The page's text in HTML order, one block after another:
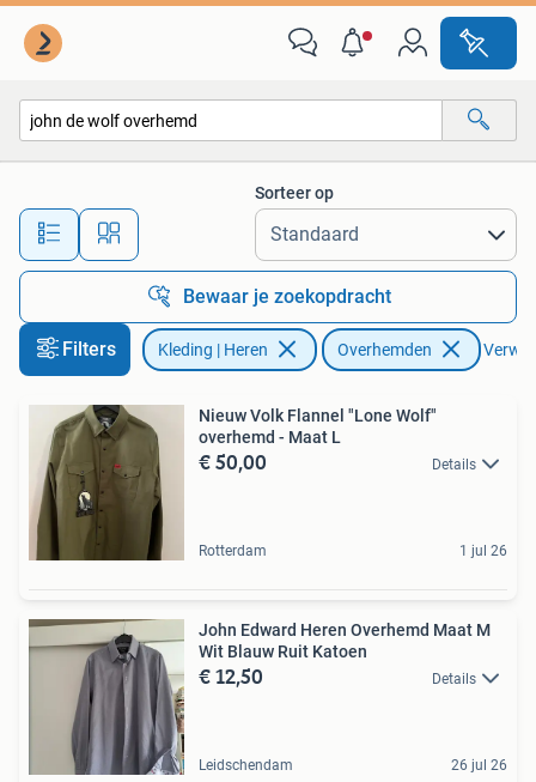
Alle afstanden…
Sorteer op
Bewaar je zoekopdracht
Filters Kleding | Heren Overhemden
Nieuw Volk Flannel "Lone Wolf"
overhemd - Maat L
€ 50,00 Details
Rotterdam 1 jul 26
John Edward Heren Overhemd Maat M
Wit Blauw Ruit Katoen
€ 12,50 Details
Leidschendam 26 jul 26